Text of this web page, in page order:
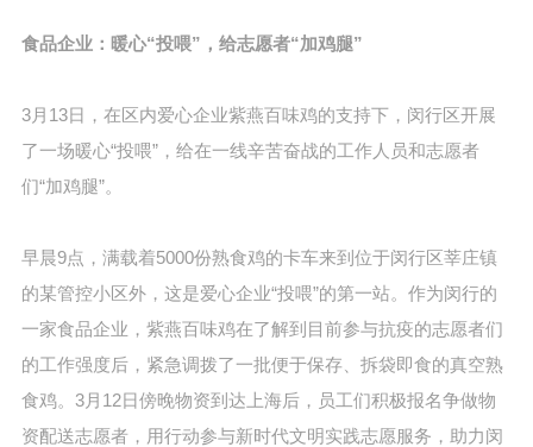
食品企业：暖心“投喂”，给志愿者“加鸡腿”
3月13日，在区内爱心企业紫燕百味鸡的支持下，闵行区开展
了一场暖心“投喂”，给在一线辛苦奋战的工作人员和志愿者
们“加鸡腿”。
早晨9点，满载着5000份熟食鸡的卡车来到位于闵行区莘庄镇
的某管控小区外，这是爱心企业“投喂”的第一站。作为闵行的
一家食品企业，紫燕百味鸡在了解到目前参与抗疫的志愿者们
的工作强度后，紧急调拨了一批便于保存、拆袋即食的真空熟
食鸡。3月12日傍晚物资到达上海后，员工们积极报名争做物
资配送志愿者，用行动参与新时代文明实践志愿服务，助力闵